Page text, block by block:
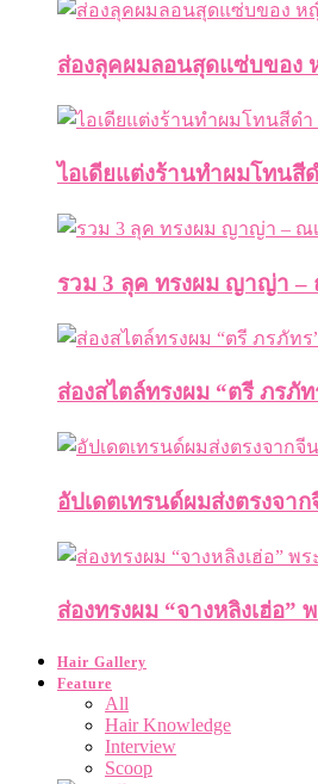
ส่องลุคผมลอนสุดแซ่บของ
ไอเดียแต่งร้านทำผมโทนสี
รวม 3 ลุค ทรงผม ญาญ่า –
ส่องสไตล์ทรงผม “ตรี ภรภั
อัปเดตเทรนด์ผมส่งตรงจาก
ส่องทรงผม “จางหลิงเฮ่อ”
Hair Gallery
Feature
All
Hair Knowledge
Interview
Scoop